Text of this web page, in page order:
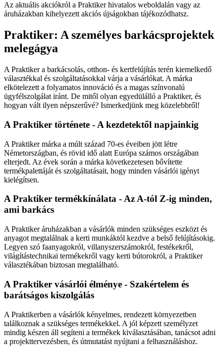
Az aktuális akciókról a Praktiker hivatalos weboldalán vagy az
áruházakban kihelyezett akciós újságokban tájékozódhatsz.
Praktiker: A személyes barkácsprojektek
melegágya
A Praktiker a barkácsolás, otthon- és kertfelújítás terén kiemelkedő
választékkal és szolgáltatásokkal várja a vásárlókat. A márka
elkötelezett a folyamatos innováció és a magas színvonalú
ügyfélszolgálat iránt. De mitől olyan egyedülálló a Praktiker, és
hogyan vált ilyen népszerűvé? Ismerkedjünk meg közelebbről!
A Praktiker története - A kezdetektől napjainkig
A Praktiker márka a múlt század 70-es éveiben jött létre
Németországban, és rövid idő alatt Európa számos országában
elterjedt. Az évek során a márka következetesen bővítette
termékpalettáját és szolgáltatásait, hogy minden vásárlói igényt
kielégítsen.
A Praktiker termékkínálata - Az A-tól Z-ig minden,
ami barkács
A Praktiker áruházakban a vásárlók minden szükséges eszközt és
anyagot megtalálnak a kerti munkáktól kezdve a belső felújításokig.
Legyen szó faanyagokról, villanyszerszámokról, festékekről,
világítástechnikai termékekről vagy kerti bútorokról, a Praktiker
választékában biztosan megtalálható.
A Praktiker vásárlói élménye - Szakértelem és
barátságos kiszolgálás
A Praktikerben a vásárlók kényelmes, rendezett környezetben
találkoznak a szükséges termékekkel. A jól képzett személyzet
mindig készen áll segíteni a termékek kiválasztásában, tanácsot adni
a projekttervezésben, és útmutatást nyújtani a felhasználáshoz.